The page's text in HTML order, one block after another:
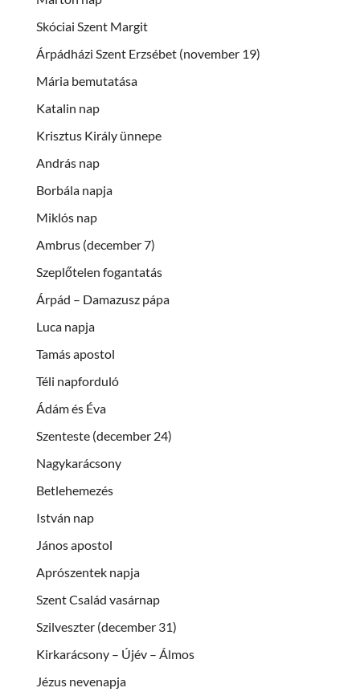
Skóciai Szent Margit
Árpádházi Szent Erzsébet (november 19)
Mária bemutatása
Katalin nap
Krisztus Király ünnepe
András nap
Borbála napja
Miklós nap
Ambrus (december 7)
Szeplőtelen fogantatás
Árpád – Damazusz pápa
Luca napja
Tamás apostol
Téli napforduló
Ádám és Éva
Szenteste (december 24)
Nagykarácsony
Betlehemezés
István nap
János apostol
Aprószentek napja
Szent Család vasárnap
Szilveszter (december 31)
Kirkarácsony – Újév – Álmos
Jézus nevenapja